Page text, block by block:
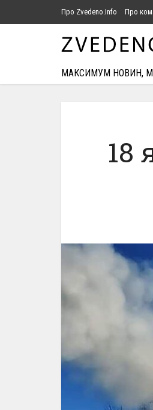
Про Zvedeno.Info Про
МАКСИМУМ НОВИН,
18